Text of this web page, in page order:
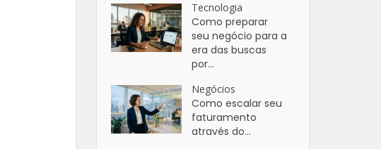
Tecnologia
Como preparar
seu negócio para a
era das buscas
por...
Negócios
Como escalar seu
faturamento
através do...